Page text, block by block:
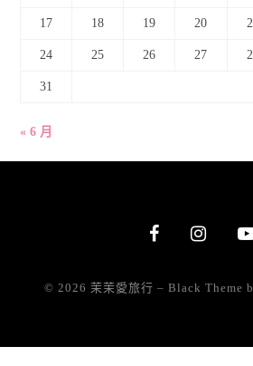
17 18 19 20
24 25 26 27
31
« 6 月
© 2026 茉茉愛旅行 – Black Theme